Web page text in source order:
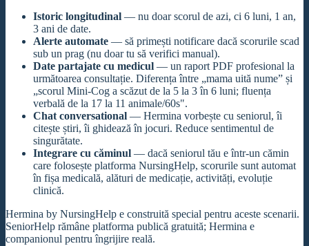
Istoric longitudinal — nu doar scorul de azi, ci 6 luni, 1 an,
3 ani de date.
Alerte automate — să primești notificare dacă scorurile scad
sub un prag (nu doar tu să verifici manual).
Date partajate cu medicul — un raport PDF profesional la
următoarea consultație. Diferența între „mama uită nume” și
„scorul Mini-Cog a scăzut de la 5 la 3 în 6 luni; fluența
verbală de la 17 la 11 animale/60s".
Chat conversational — Hermina vorbește cu seniorul, îi
citește știri, îi ghidează în jocuri. Reduce sentimentul de
singurătate.
Integrare cu căminul — dacă seniorul tău e într-un cămin
care folosește platforma NursingHelp, scorurile sunt automat
în fișa medicală, alături de medicație, activități, evoluție
clinică.
Hermina by NursingHelp e construită special pentru aceste scenarii.
SeniorHelp rămâne platforma publică gratuită; Hermina e
companionul pentru îngrijire reală.